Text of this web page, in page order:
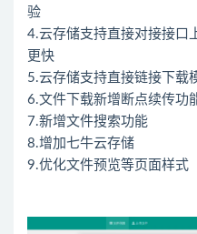
验
4.云存储支持直接对接接口
更快
5.云存储支持直接链接下载
6.文件下载新增断点续传功
7.新增文件搜索功能
8.增加七牛云存储
9.优化文件预览等页面样式